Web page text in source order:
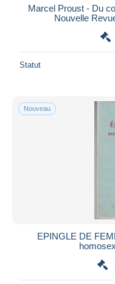
Bancontact
iDeal
Monde entier
Marcel Proust - Du
Nouvelle
Statut
Nouveau
EPINGLE DE